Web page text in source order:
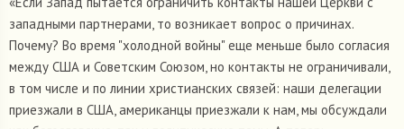
западными партнерами, то возникает вопрос о причинах.
Почему? Во время "холодной войны" еще меньше было согласия
между США и Советским Союзом, но контакты не ограничивали,
в том числе и по линии христианских связей: наши делегации
приезжали в США, американцы приезжали к нам, мы обсуждали